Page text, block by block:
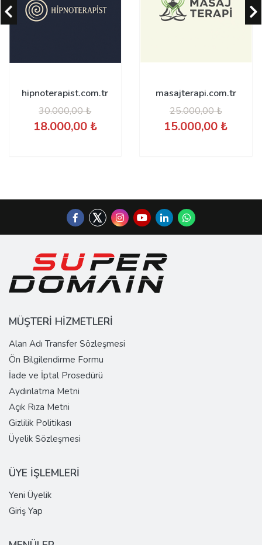
hipnoterapist.com.tr
30.000,00 ₺
18.000,00 ₺
masajterapi.com.tr
25.000,00 ₺
15.000,00 ₺
MÜŞTERİ HİZMETLERİ
Alan Adı Transfer Sözleşmesi
Ön Bilgilendirme Formu
İade ve İptal Prosedürü
Aydınlatma Metni
Açık Rıza Metni
Gizlilik Politikası
Üyelik Sözleşmesi
ÜYE İŞLEMLERİ
Yeni Üyelik
Giriş Yap